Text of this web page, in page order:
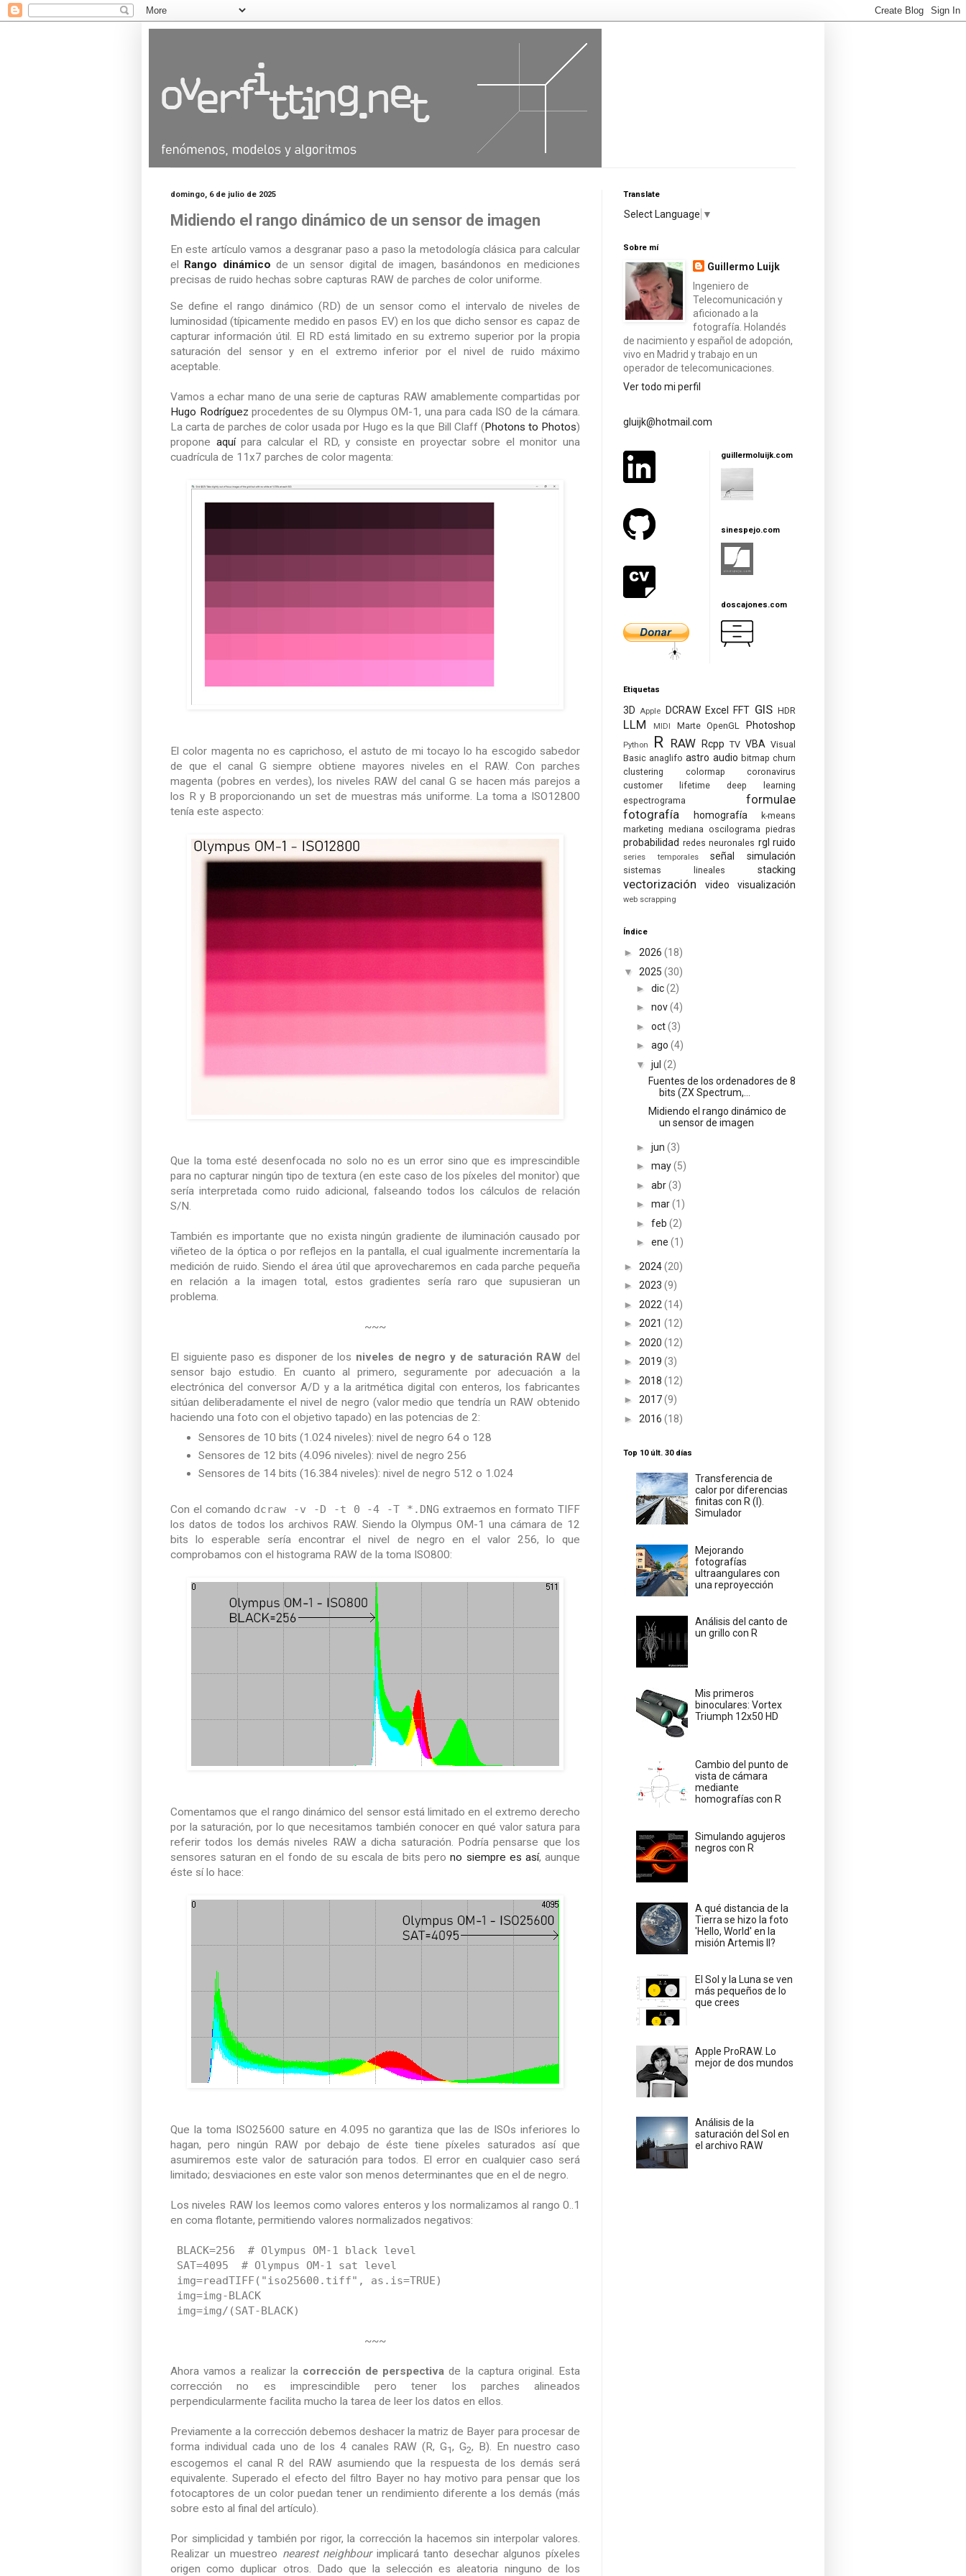
domingo, 6 de julio de 2025
Midiendo el rango dinámico de un sensor de imagen
En este artículo vamos a desgranar paso a paso la metodología clásica para calcular
el
Rango dinámico de un sensor digital de imagen, basándonos en mediciones
precisas de ruido hechas sobre capturas RAW de parches de color uniforme.
Se define el rango dinámico (RD) de un sensor como el intervalo de niveles de
luminosidad (típicamente medido en pasos EV) en los que dicho sensor es capaz de
capturar información útil. El RD está limitado en su extremo superior por la propia
saturación del sensor y en el extremo inferior por el nivel de ruido máximo
aceptable.
Vamos a echar mano de una serie de capturas RAW amablemente compartidas por
Hugo Rodríguez procedentes de su Olympus OM-1, una para cada ISO de la cámara.
La carta de parches de color usada por Hugo es la que Bill Claff (Photons to Photos)
propone aquípara calcular el RD, y consiste en proyectar sobre el monitor una
cuadrícula de 11x7 parches de color magenta:
El color magenta no es caprichoso, el astuto de mi tocayo lo ha escogido sabedor
de que el canal G siempre obtiene mayores niveles en el RAW. Con parches
magenta (pobres en verdes), los niveles RAW del canal G se hacen más parejos a
los R y B proporcionando un set de muestras más uniforme. La toma a ISO12800
tenía este aspecto:
Que la toma esté desenfocada no solo no es un error sino que es imprescindible
para no capturar ningún tipo de textura (en este caso de los píxeles del monitor) que
sería interpretada como ruido adicional, falseando todos los cálculos de relación
S/N.
También es importante que no exista ningún gradiente de iluminación causado por
viñeteo de la óptica o por reflejos en la pantalla, el cual igualmente incrementaría la
medición de ruido. Siendo el área útil que aprovecharemos en cada parche pequeña
en relación a la imagen total, estos gradientes sería raro que supusieran un
problema.
~~~
El siguiente paso es disponer de los niveles de negro y de saturación RAW del
sensor bajo estudio. En cuanto al primero, seguramente por adecuación a la
electrónica del conversor A/D y a la aritmética digital con enteros, los fabricantes
sitúan deliberadamente el nivel de negro (valor medio que tendría un RAW obtenido
haciendo una foto con el objetivo tapado) en las potencias de 2:
Sensores de 10 bits (1.024 niveles): nivel de negro 64 o 128
Sensores de 12 bits (4.096 niveles): nivel de negro 256
Sensores de 14 bits (16.384 niveles): nivel de negro 512 o 1.024
Con el comando dcraw -v -D -t 0 -4 -T *.DNG extraemos en formato TIFF
los datos de todos los archivos RAW. Siendo la Olympus OM-1 una cámara de 12
bits lo esperable sería encontrar el nivel de negro en el valor 256, lo que
comprobamos con el histograma RAW de la toma ISO800:
Comentamos que el rango dinámico del sensor está limitado en el extremo derecho
por la saturación, por lo que necesitamos también conocer en qué valor satura para
referir todos los demás niveles RAW a dicha saturación. Podría pensarse que los
sensores saturan en el fondo de su escala de bits perono siempre es así, aunque
éste sí lo hace:
Que la toma ISO25600 sature en 4.095 no garantiza que las de ISOs inferiores lo
hagan, pero ningún RAW por debajo de éste tiene píxeles saturados así que
asumiremos este valor de saturación para todos. El error en cualquier caso será
limitado; desviaciones en este valor son menos determinantes que en el de negro.
Los niveles RAW los leemos como valores enteros y los normalizamos al rango 0..1
en coma flotante, permitiendo valores normalizados negativos:
BLACK=256 # Olympus OM-1 black level
SAT=4095 # Olympus OM-1 sat level
img=readTIFF("iso25600.tiff", as.is=TRUE)
img=img-BLACK
img=img/(SAT-BLACK)
~~~
Ahora vamos a realizar la corrección de perspectiva de la captura original. Esta
corrección no es imprescindible pero tener los parches alineados
perpendicularmente facilita mucho la tarea de leer los datos en ellos.
Previamente a la corrección debemos deshacer la matriz de Bayer para procesar de
forma individual cada uno de los 4 canales RAW (R, G1, G2, B). En nuestro caso
escogemos el canal R del RAW asumiendo que la respuesta de los demás será
equivalente. Superado el efecto del filtro Bayer no hay motivo para pensar que los
fotocaptores de un color puedan tener un rendimiento diferente a los demás (más
sobre esto al final del artículo).
Por simplicidad y también por rigor, la corrección la hacemos sin interpolar valores.
Realizar un muestreo nearest neighbourimplicará tanto desechar algunos píxeles
origen como duplicar otros. Dado que la selección es aleatoria ninguno de los
Translate
Select Language ▼
Sobre mí
Guillermo Luijk
Ingeniero de
Telecomunicación y
aficionado a la
fotografía. Holandés
de nacimiento y español de adopción,
vivo en Madrid y trabajo en un
operador de telecomunicaciones.
Ver todo mi perfil
gluijk@hotmail.com
guillermoluijk.com
sinespejo.com
doscajones.com
Etiquetas
3D Apple DCRAW Excel FFT GIS HDR
LLM MIDI Marte OpenGL Photoshop
Python R RAW Rcpp TV VBA Visual
Basic anaglifo astro audio bitmap churn
clustering
colormap
coronavirus
customer lifetime
deep learning
espectrograma
formulae
fotografía
homografía
k-means
marketing mediana oscilograma piedras
probabilidad redes neuronales rgl ruido
series temporales señal simulación
sistemas lineales stacking
vectorización video visualización
web scrapping
Índice
► 2026 (18)
▼ 2025 (30)
► dic(2)
► nov(4)
► oct(3)
► ago (4)
▼ jul (2)
Fuentes de los ordenadores de 8
bits (ZX Spectrum,...
Midiendo el rango dinámico de
un sensor de imagen
► jun (3)
► may(5)
► abr(3)
► mar(1)
► feb (2)
► ene (1)
► 2024(20)
► 2023 (9)
► 2022 (14)
► 2021 (12)
► 2020 (12)
► 2019 (3)
► 2018 (12)
► 2017(9)
► 2016 (18)
Top 10 últ. 30 días
Transferencia de
calor por diferencias
finitas con R (I).
Simulador
Mejorando
fotografías
ultraangulares con
una reproyección
Análisis del canto de
un grillo con R
Mis primeros
binoculares: Vortex
Triumph 12x50 HD
Cambio del punto de
vista de cámara
mediante
homografías con R
Simulando agujeros
negros con R
A qué distancia de la
Tierra se hizo la foto
'Hello, World' en la
misión Artemis II?
El Sol y la Luna se ven
más pequeños de lo
que crees
Apple ProRAW. Lo
mejor de dos mundos
Análisis de la
saturación del Sol en
el archivo RAW